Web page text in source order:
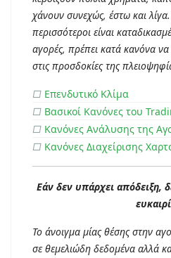
χάνουν συνεχώς, έστω και
περισσότεροι είναι
αγορές, πρέπει κατά κανόνα να
στις προσδοκίες της
□ Επενδυτικό Κλίμα
□ Βασικοί Κανόνες του
□ Κανόνες Ανάλυσης της
□ Κανόνες Διαχείρισης
Εάν δεν υπάρχει απόδειξη,
Το άνοιγμα μίας θέσης στην
σε θεμελιώδη δεδομένα αλλά